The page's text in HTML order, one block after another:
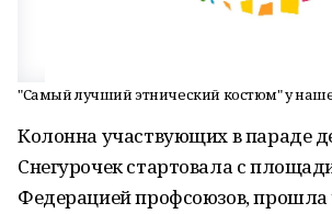
"Самый лучший этнический костюм" у
Колонна участвующих в параде
Снегурочек стартовала с
Федерацией профсоюзов, прошла